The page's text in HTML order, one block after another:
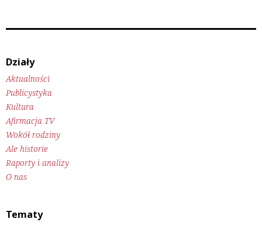
Działy
Aktualności
Publicystyka
Kultura
Afirmacja TV
Wokół rodziny
Ale historie
Raporty i analizy
O nas
Tematy